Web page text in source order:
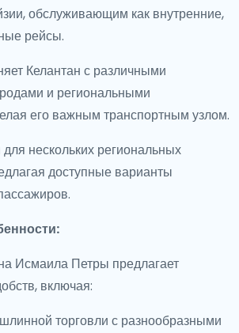
обслуживающим как внутренние,
рейсы.
Келантан с различными
и региональными
его важным транспортным узлом.
нескольких региональных
доступные варианты
Исмаила Петры предлагает
включая:
торговли с разнообразными